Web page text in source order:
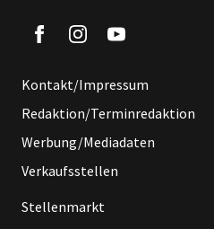
Kontakt/Impressum
Redaktion/Terminredaktion
Werbung/Mediadaten
Verkaufsstellen
Stellenmarkt